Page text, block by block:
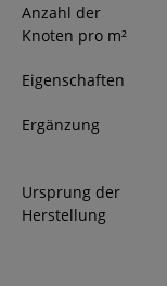
Anzahl der
Knoten pro m²
Eigenschaften
Ergänzung
Ursprung der
Herstellung